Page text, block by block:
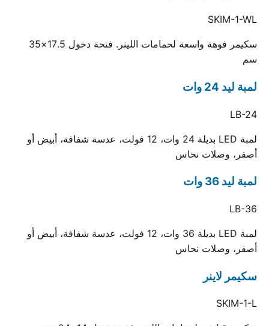
SKIM-1-WL
سكيمر فوهة واسعة لحمامات اللينر. فتحة دخول 17.5×35
سم
لمبة ليد 24 وات
LB-24
لمبة LED بديلة 24 وات، 12 فولت، عدسة شفافة، أبيض أو
أصفر، وصلات نحاس
لمبة ليد 36 وات
LB-36
لمبة LED بديلة 36 وات، 12 فولت، عدسة شفافة، أبيض أو
أصفر، وصلات نحاس
سكيمر لاينر
SKIM-1-L